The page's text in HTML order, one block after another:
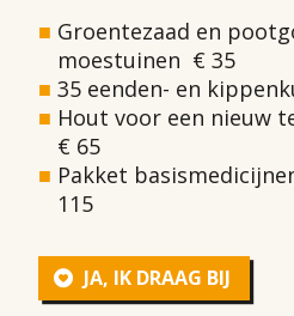
Groentezaad en
moestuinen € 35
35 eenden- en
Hout voor een nieuw
€ 65
Pakket
115
JA, IK DRAAG BIJ